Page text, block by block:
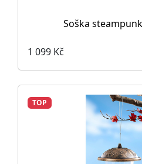
Soška
1 099 Kč
TOP